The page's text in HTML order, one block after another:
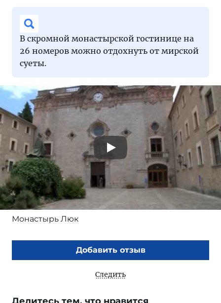
В скромной монастырской гостинице на
26 номеров можно отдохнуть от мирской
суеты.
Монастырь Люк
Добавить отзыв
Следить